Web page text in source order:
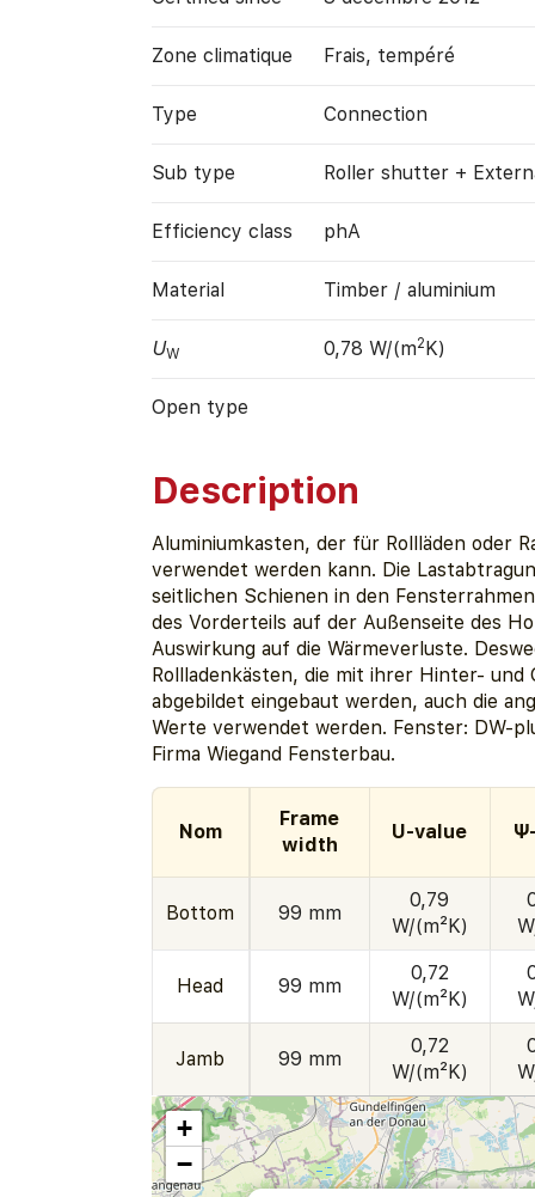
Zone climatique Frais, tempéré
Type Connection
Sub type Roller shutter +
Efficiency class phA
Material Timber / aluminium
UW 0,78 W/(m2K)
Open type
Description
Aluminiumkasten, der für Rollläden oder
verwendet werden kann. Die
seitlichen Schienen in den
des Vorderteils auf der Außenseite des
Auswirkung auf die Wärmeverluste.
Rollladenkästen, die mit ihrer Hinter- und
abgebildet eingebaut werden, auch die
Werte verwendet werden. Fenster: DW-
Firma Wiegand Fensterbau.
Nom
Frame
width
U-value
Bottom 99 mm
0,79
W/(m²K)
Head 99 mm
0,72
W/(m²K)
Jamb 99 mm
0,72
W/(m²K)
+
−